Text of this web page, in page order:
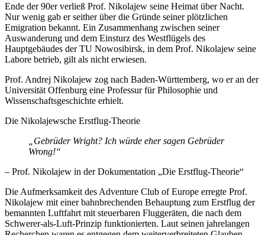
Ende der 90er verließ Prof. Nikolajew seine Heimat über Nacht.
Nur wenig gab er seither über die Gründe seiner plötzlichen
Emigration bekannt. Ein Zusammenhang zwischen seiner
Auswanderung und dem Einsturz des Westflügels des
Hauptgebäudes der TU Nowosibirsk, in dem Prof. Nikolajew seine
Labore betrieb, gilt als nicht erwiesen.
Prof. Andrej Nikolajew zog nach Baden-Württemberg, wo er an der
Universität Offenburg eine Professur für Philosophie und
Wissenschaftsgeschichte erhielt.
Die Nikolajewsche Erstflug-Theorie
„Gebrüder Wright? Ich würde eher sagen Gebrüder
Wrong!“
– Prof. Nikolajew in der Dokumentation „Die Erstflug-Theorie“
Die Aufmerksamkeit des Adventure Club of Europe erregte Prof.
Nikolajew mit einer bahnbrechenden Behauptung zum Erstflug der
bemannten Luftfahrt mit steuerbaren Fluggeräten, die nach dem
Schwerer-als-Luft-Prinzip funktionierten. Laut seinen jahrelangen